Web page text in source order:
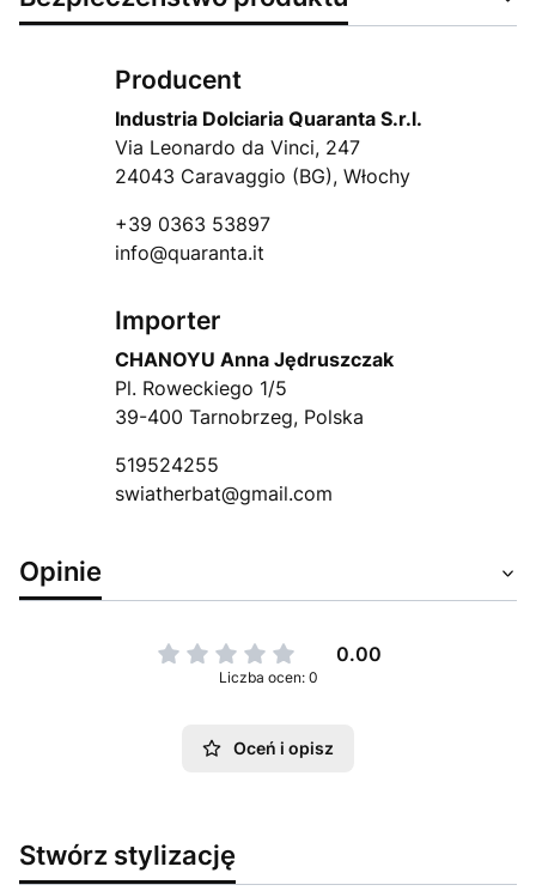
Producent
Industria Dolciaria Quaranta S.r.l.
Via Leonardo da Vinci, 247
24043 Caravaggio (BG), Włochy
+39 0363 53897
info@quaranta.it
Importer
CHANOYU Anna Jędruszczak
Pl. Roweckiego 1/5
39-400 Tarnobrzeg, Polska
519524255
swiatherbat@gmail.com
Opinie
0.00
Liczba ocen: 0
Oceń i opisz
Stwórz stylizację